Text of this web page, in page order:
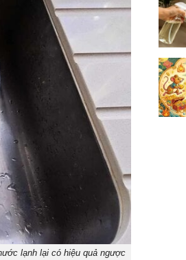
lạnh lại có hiệu quả ngược